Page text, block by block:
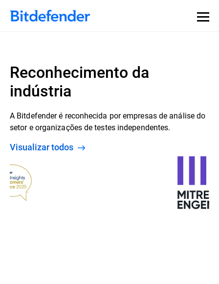
Reconhecimento da
indústria
A Bitdefender é reconhecida por empresas de análise do
setor e organizações de testes independentes.
Visualizar todos